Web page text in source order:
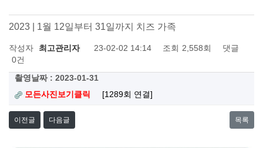
2023 | 1월 12일부터 31일까지 치즈 가족
작성자 최고관리자 23-02-02 14:14 조회 2,558회
댓글
0건
촬영날짜 : 2023-01-31
모든사진보기클릭
[1289회 연결]
이전글 다음글 목록